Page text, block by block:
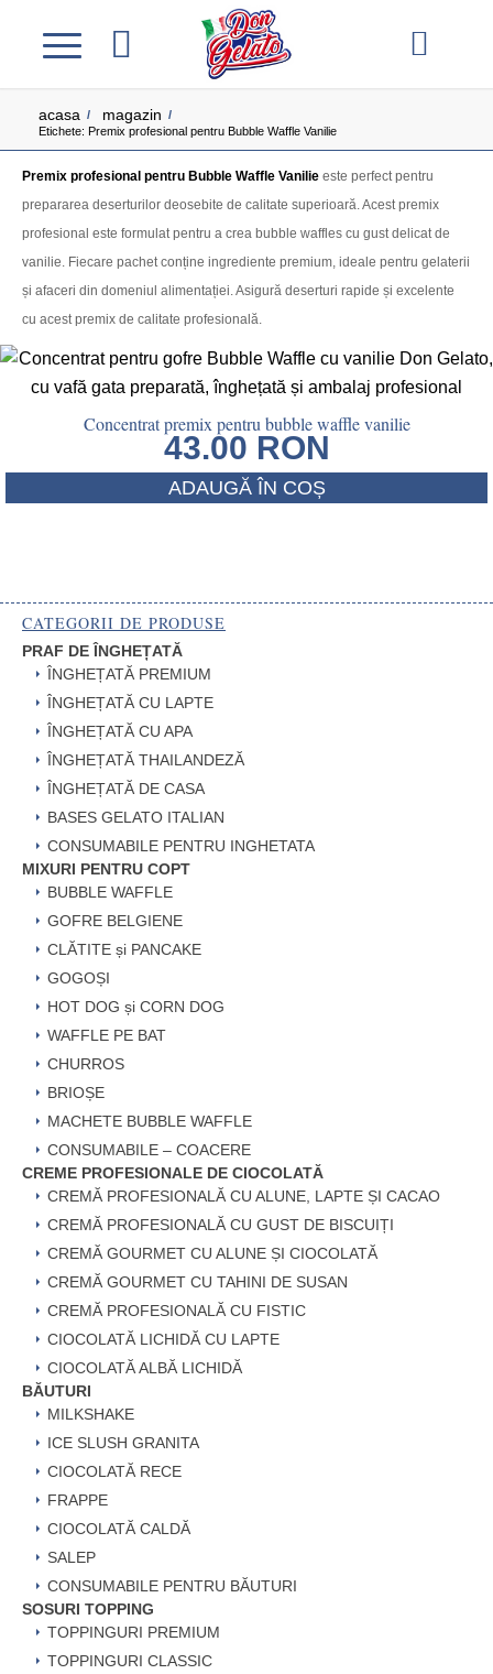
acasa / magazin /
Etichete: Premix profesional pentru Bubble Waffle Vanilie
Premix profesional pentru Bubble Waffle Vanilie este perfect pentru
prepararea deserturilor deosebite de calitate superioară. Acest premix
profesional este formulat pentru a crea bubble waffles cu gust delicat de
vanilie. Fiecare pachet conține ingrediente premium, ideale pentru gelaterii
și afaceri din domeniul alimentației. Asigură deserturi rapide și excelente
cu acest premix de calitate profesională.
Concentrat premix pentru bubble waffle vanilie
43.00 RON
ADAUGĂ ÎN COȘ
CATEGORII DE PRODUSE
PRAF DE ÎNGHEȚATĂ
ÎNGHEȚATĂ PREMIUM
ÎNGHEȚATĂ CU LAPTE
ÎNGHEȚATĂ CU APA
ÎNGHEȚATĂ THAILANDEZĂ
ÎNGHEȚATĂ DE CASA
BASES GELATO ITALIAN
CONSUMABILE PENTRU INGHETATA
MIXURI PENTRU COPT
BUBBLE WAFFLE
GOFRE BELGIENE
CLĂTITE și PANCAKE
GOGOȘI
HOT DOG și CORN DOG
WAFFLE PE BAT
CHURROS
BRIOȘE
MACHETE BUBBLE WAFFLE
CONSUMABILE – COACERE
CREME PROFESIONALE DE CIOCOLATĂ
CREMĂ PROFESIONALĂ CU ALUNE, LAPTE ȘI CACAO
CREMĂ PROFESIONALĂ CU GUST DE BISCUIȚI
CREMĂ GOURMET CU ALUNE ȘI CIOCOLATĂ
CREMĂ GOURMET CU TAHINI DE SUSAN
CREMĂ PROFESIONALĂ CU FISTIC
CIOCOLATĂ LICHIDĂ CU LAPTE
CIOCOLATĂ ALBĂ LICHIDĂ
BĂUTURI
MILKSHAKE
ICE SLUSH GRANITA
CIOCOLATĂ RECE
FRAPPE
CIOCOLATĂ CALDĂ
SALEP
CONSUMABILE PENTRU BĂUTURI
SOSURI TOPPING
TOPPINGURI PREMIUM
TOPPINGURI CLASSIC